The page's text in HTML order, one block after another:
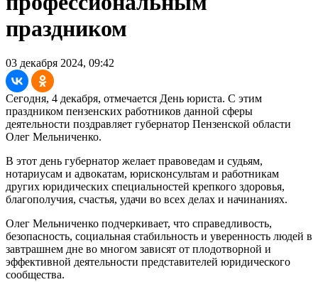
праздником
03 декабря 2024, 09:42
Сегодня, 4 декабря, отмечается День юриста. С этим
праздником пензенских работников данной сферы
деятельности поздравляет губернатор Пензенской области
Олег Мельниченко.
В этот день губернатор желает правоведам и судьям,
нотариусам и адвокатам, юрисконсультам и работникам
других юридических специальностей крепкого здоровья,
благополучия, счастья, удачи во всех делах и начинаниях.
Олег Мельниченко подчеркивает, что справедливость,
безопасность, социальная стабильность и уверенность людей в
завтрашнем дне во многом зависят от плодотворной и
эффективной деятельности представителей юридического
сообщества.